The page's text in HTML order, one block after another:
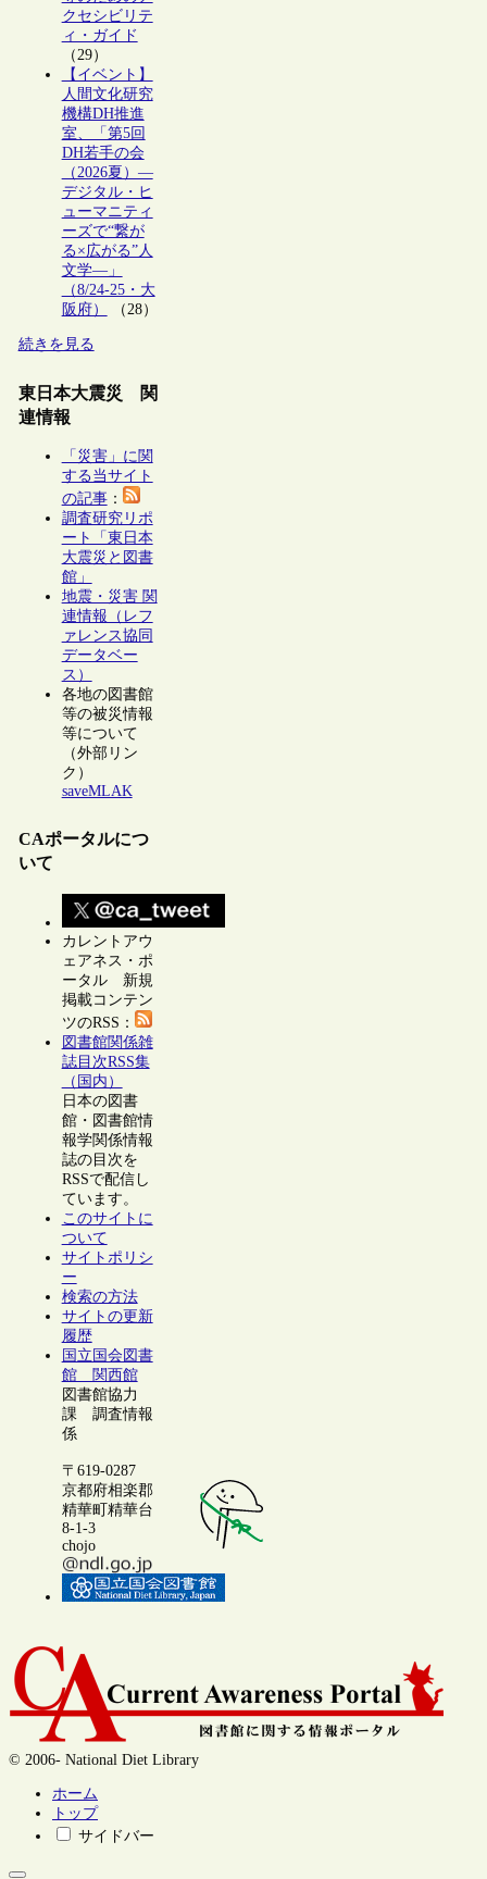
クセシビリテ
ィ・ガイド
（29）
【イベント】
人間文化研究
機構DH推進
室、「第5回
DH若手の会
（2026夏）―
デジタル・ヒ
ューマニティ
ーズで“繋が
る×広がる”人
文学―」
（8/24-25・大
阪府）
（28）
続きを見る
東日本大震災 関
連情報
「災害」に関
する当サイト
の記事：
調査研究リポ
ート「東日本
大震災と図書
館」
地震・災害 関
連情報（レフ
ァレンス協同
データベー
ス）
各地の図書館
等の被災情報
等について
（外部リン
ク）
saveMLAK
CAポータルにつ
いて
カレントアウ
ェアネス・ポ
ータル 新規
掲載コンテン
ツのRSS：
図書館関係雑
誌目次RSS集
（国内）
日本の図書
館・図書館情
報学関係情報
誌の目次を
RSSで配信し
ています。
このサイトに
ついて
サイトポリシ
ー
検索の方法
サイトの更新
履歴
国立国会図書
館 関西館
図書館協力
課 調査情報
係
〒619-0287
京都府相楽郡
精華町精華台
8-1-3
chojo
© 2006- National Diet Library
ホーム
トップ
サイドバー